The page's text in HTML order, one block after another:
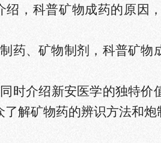
，科普矿物成药的原因
药、矿物制剂，科普矿
时介绍新安医学的独特价
解矿物药的辨识方法和炮